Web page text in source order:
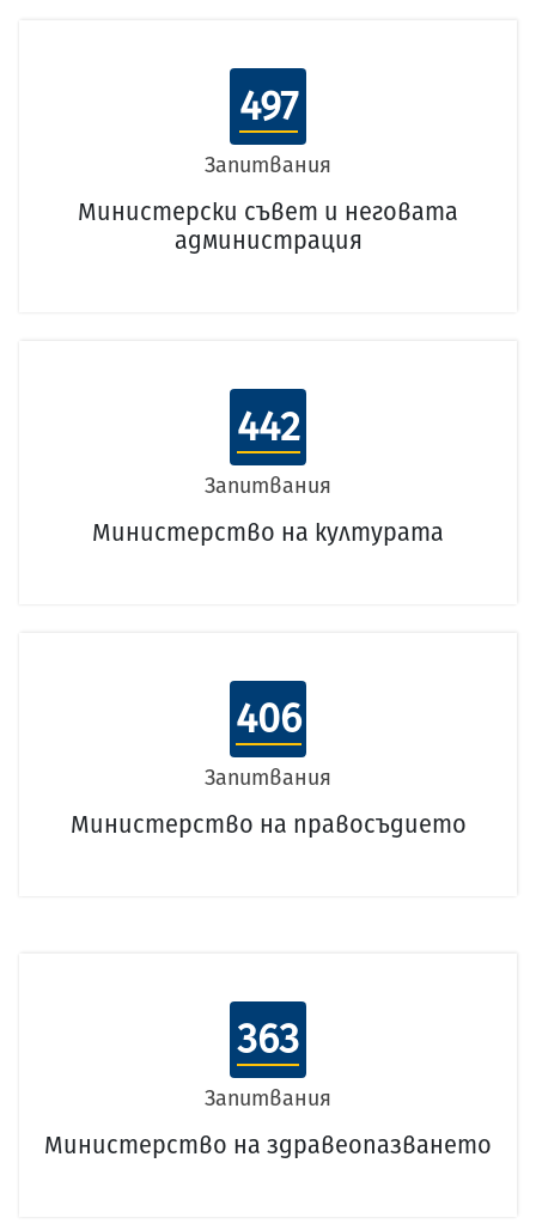
497
Запитвания
Министерски съвет и неговата
администрация
442
Запитвания
Министерство на културата
406
Запитвания
Министерство на правосъдието
363
Запитвания
Министерство на здравеопазването